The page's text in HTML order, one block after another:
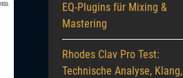
EQ-Plugins für Mixing &
Mastering
Rhodes Clav Pro Test:
Technische Analyse, Klang,